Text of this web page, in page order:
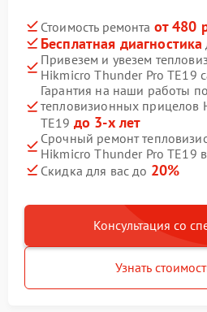
Стоимость ремонта от 480
Бесплатная диагностика
Привезем и увезем
Hikmicro Thunder Pro TE19
Гарантия на наши работы
тепловизионных прицелов
TE19 до 3-х лет
Срочный ремонт
Hikmicro Thunder Pro TE19
Скидка для вас до 20%
Консультация со
Узнать